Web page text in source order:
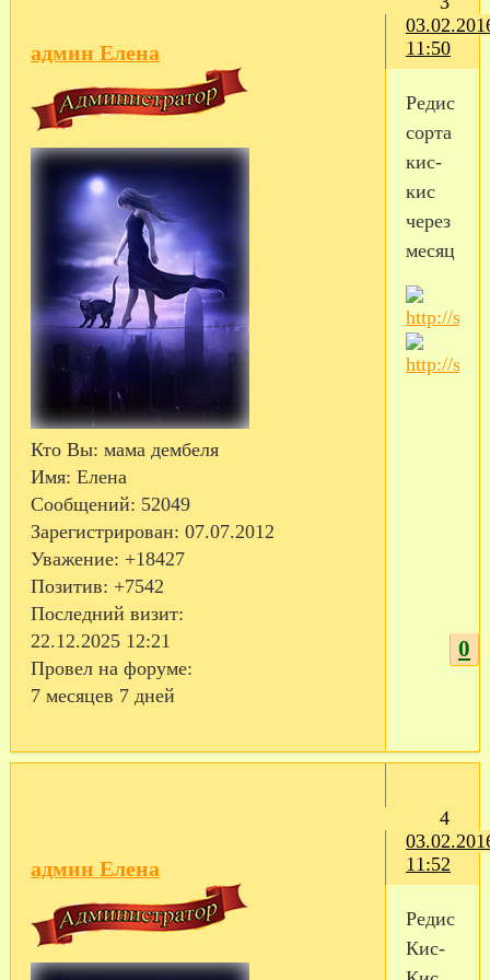
11:50
админ Елена
Кто Вы: мама дембеля
Имя: Елена
Сообщений: 52049
Зарегистрирован: 07.07.2012
Уважение: +18427
Позитив: +7542
Последний визит:
22.12.2025 12:21
Провел на форуме:
7 месяцев 7 дней
Редис
сорта
кис-
кис
через
месяц
0
4
11:52
админ Елена
Редис
Кис-